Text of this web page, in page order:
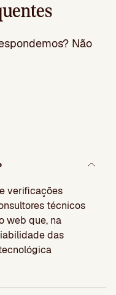
Não
verificações
técnicos
web que, na
das